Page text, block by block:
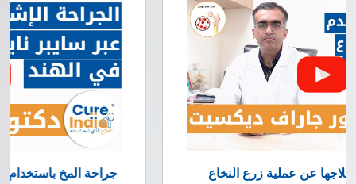
جراحة المخ باستخدام تقنية سايبر نايف لعلاج اورام